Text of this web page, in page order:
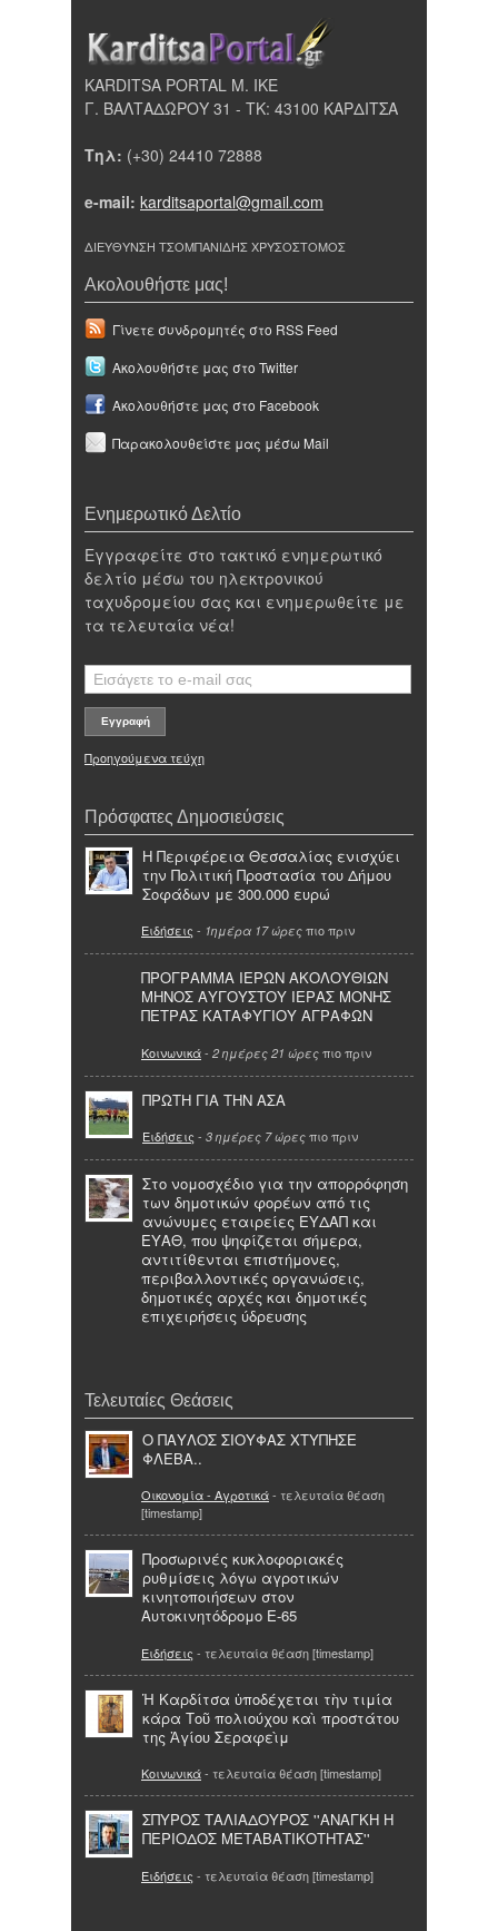
KARDITSA PORTAL Μ. ΙΚΕ
Γ. ΒΑΛΤΑΔΩΡΟΥ 31 - ΤΚ: 43100 ΚΑΡΔΙΤΣΑ
Τηλ: (+30) 24410 72888
e-mail: karditsaportal@gmail.com
ΔΙΕΥΘΥΝΣΗ ΤΣΟΜΠΑΝΙΔΗΣ ΧΡΥΣΟΣΤΟΜΟΣ
Ακολουθήστε μας!
Γίνετε συνδρομητές στο RSS Feed
Ακολουθήστε μας στο Twitter
Ακολουθήστε μας στο Facebook
Παρακολουθείστε μας μέσω Mail
Ενημερωτικό Δελτίο
Εγγραφείτε στο τακτικό ενημερωτικό
δελτίο μέσω του ηλεκτρονικού
ταχυδρομείου σας και ενημερωθείτε με
τα τελευταία νέα!
Προηγούμενα τεύχη
Πρόσφατες Δημοσιεύσεις
Η Περιφέρεια Θεσσαλίας ενισχύει
την Πολιτική Προστασία του Δήμου
Σοφάδων με 300.000 ευρώ
Ειδήσεις - 1ημέρα 17 ώρες πιο πριν
ΠΡΟΓΡΑΜΜΑ ΙΕΡΩΝ ΑΚΟΛΟΥΘΙΩΝ
ΜΗΝΟΣ ΑΥΓΟΥΣΤΟΥ ΙΕΡΑΣ ΜΟΝΗΣ
ΠΕΤΡΑΣ ΚΑΤΑΦΥΓΙΟΥ ΑΓΡΑΦΩΝ
Κοινωνικά- 2 ημέρες 21 ώρες πιο πριν
ΠΡΩΤΗ ΓΙΑ ΤΗΝ ΑΣΑ
Ειδήσεις - 3 ημέρες 7 ώρες πιο πριν
Στο νομοσχέδιο για την απορρόφηση
των δημοτικών φορέων από τις
ανώνυμες εταιρείες ΕΥΔΑΠ και
ΕΥΑΘ, που ψηφίζεται σήμερα,
αντιτίθενται επιστήμονες,
περιβαλλοντικές οργανώσεις,
δημοτικές αρχές και δημοτικές
επιχειρήσεις ύδρευσης
Τελευταίες Θεάσεις
Ο ΠΑΥΛΟΣ ΣΙΟΥΦΑΣ ΧΤΥΠΗΣΕ
ΦΛΕΒΑ..
Οικονομία - Αγροτικά- τελευταία θέαση
[timestamp]
Προσωρινές κυκλοφοριακές
ρυθμίσεις λόγω αγροτικών
κινητοποιήσεων στον
Αυτοκινητόδρομο Ε-65
Ειδήσεις - τελευταία θέαση [timestamp]
Ἡ Καρδίτσα ὑποδέχεται τὴν τιμία
κάρα Τοῦ πολιούχου καὶ προστάτου
της Ἁγίου Σεραφεὶμ
Κοινωνικά- τελευταία θέαση [timestamp]
ΣΠΥΡΟΣ ΤΑΛΙΑΔΟΥΡΟΣ ''ΑΝΑΓΚΗ Η
ΠΕΡΙΟΔΟΣ ΜΕΤΑΒΑΤΙΚΟΤΗΤΑΣ''
Ειδήσεις - τελευταία θέαση [timestamp]